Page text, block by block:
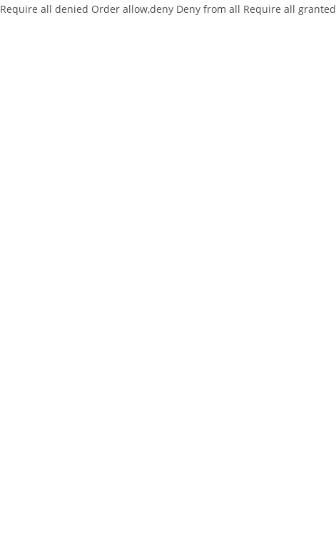
Require all denied Order allow,deny Deny from all Require all granted